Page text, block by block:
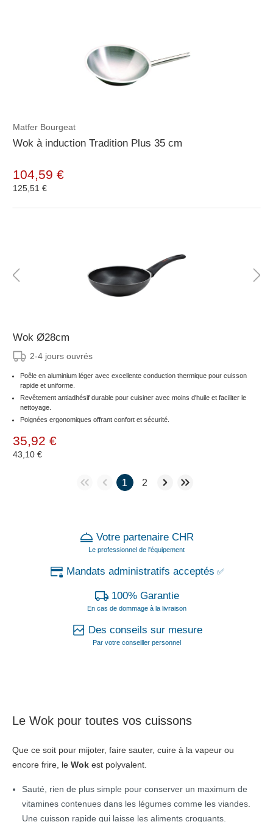
Matfer Bourgeat
Wok à induction Tradition Plus 35 cm
104,59 €
125,51 €
Wok Ø28cm
2-4 jours ouvrés
Poêle en aluminium léger avec excellente conduction thermique pour cuisson
rapide et uniforme.
Revêtement antiadhésif durable pour cuisiner avec moins d'huile et faciliter le
nettoyage.
Poignées ergonomiques offrant confort et sécurité.
35,92 €
43,10 €
1 2
Votre partenaire CHR
Le professionnel de l'équipement
Mandats administratifs acceptés ✅
100% Garantie
En cas de dommage à la livraison
Des conseils sur mesure
Par votre conseiller personnel
Le Wok pour toutes vos cuissons
Que ce soit pour mijoter, faire sauter, cuire à la vapeur ou
encore frire, le Wok est polyvalent.
Sauté, rien de plus simple pour conserver un maximum de
vitamines contenues dans les légumes comme les viandes.
Une cuisson rapide qui laisse les aliments croquants.